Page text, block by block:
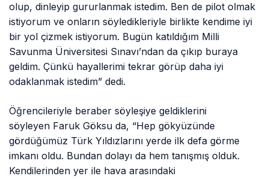
olup, dinleyip gururlanmak istedim. Ben de pilot olmak
istiyorum ve onların söyledikleriyle birlikte kendime iyi
bir yol çizmek istiyorum. Bugün katıldığım Milli
Savunma Üniversitesi Sınavı’ndan da çıkıp buraya
geldim. Çünkü hayallerimi tekrar görüp daha iyi
odaklanmak istedim” dedi.
Öğrencileriyle beraber söyleşiye geldiklerini
söyleyen Faruk Göksu da, “Hep gökyüzünde
gördüğümüz Türk Yıldızlarını yerde ilk defa görme
imkanı oldu. Bundan dolayı da hem tanışmış olduk.
Kendilerinden yer ile hava arasındaki